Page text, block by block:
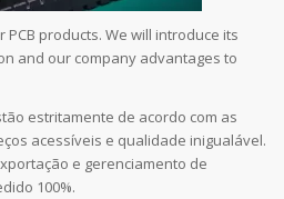
PCB products. We will introduce its
and our company advantages to
estritamente de acordo com as
acessíveis e qualidade inigualável.
e gerenciamento de
100%.